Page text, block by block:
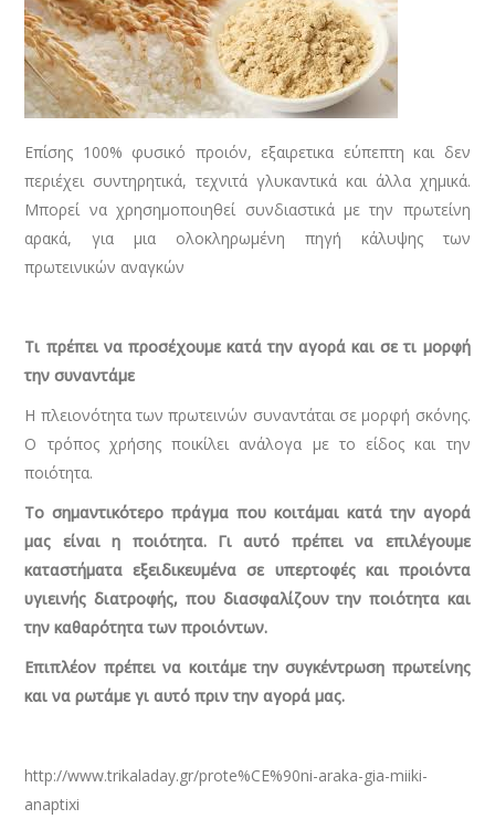
Επίσης 100% φυσικό προιόν, εξαιρετικα εύπεπτη και δεν
περιέχει συντηρητικά, τεχνιτά γλυκαντικά και άλλα χημικά.
Μπορεί να χρησημοποιηθεί συνδιαστικά με την πρωτείνη
αρακά, για μια ολοκληρωμένη πηγή κάλυψης των
πρωτεινικών αναγκών
Τι πρέπει να προσέχουμε κατά την αγορά και σε τι μορφή
την συναντάμε
Η πλειονότητα των πρωτεινών συναντάται σε μορφή σκόνης.
Ο τρόπος χρήσης ποικίλει ανάλογα με το είδος και την
ποιότητα.
Το σημαντικότερο πράγμα που κοιτάμαι κατά την αγορά
μας είναι η ποιότητα. Γι αυτό πρέπει να επιλέγουμε
καταστήματα εξειδικευμένα σε υπερτοφές και προιόντα
υγιεινής διατροφής, που διασφαλίζουν την ποιότητα και
την καθαρότητα των προιόντων.
Επιπλέον πρέπει να κοιτάμε την συγκέντρωση πρωτείνης
και να ρωτάμε γι αυτό πριν την αγορά μας.
http://www.trikaladay.gr/prote%CE%90ni-araka-gia-miiki-
anaptixi